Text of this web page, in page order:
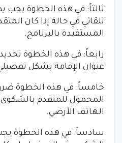
ثالثاً: في هذه الخطوة
تلقائي في حالة إذا كان
المستفيدة بالبرنامج.
رابعاً: في هذه الخطوة
عنوان الإقامة بشكل
خامساً: في هذه الخطوة
المحمول للمتقدم
الهاتف الأرضي.
سادساً: في هذه الخطوة